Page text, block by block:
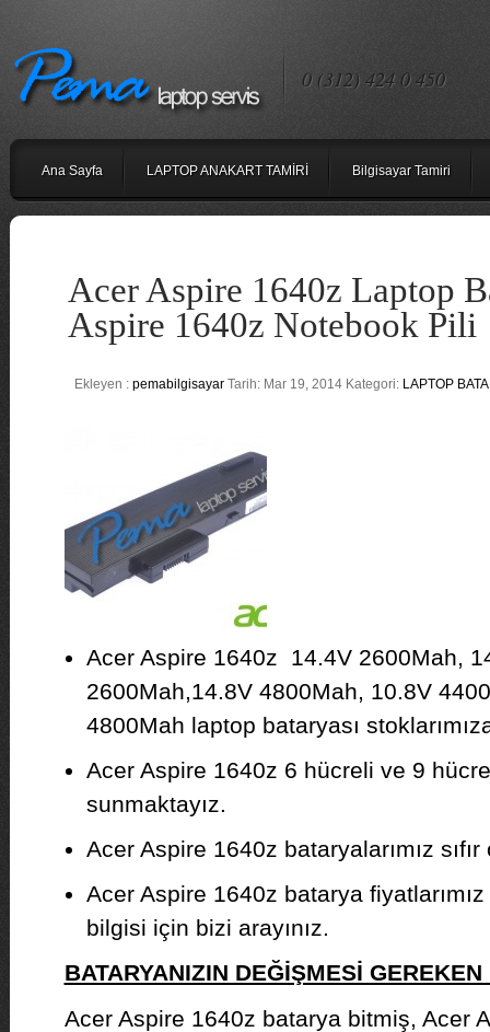
0 (312) 424 0 450
Ana Sayfa LAPTOP ANAKART TAMİRİ Bilgisayar Tamiri
Acer Aspire 1640z Laptop
Aspire 1640z Notebook Pili
Ekleyen : pemabilgisayarTarih: Mar 19, 2014 Kategori: LAPTOP
Acer Aspire 1640z 14.4V 2600Mah,
2600Mah,14.8V 4800Mah, 10.8V
4800Mah laptop bataryası
Acer Aspire 1640z 6 hücreli ve 9
sunmaktayız.
Acer Aspire 1640z bataryalarımız
Acer Aspire 1640z batarya
bilgisi için bizi arayınız.
BATARYANIZIN DEĞİŞMESİ
Acer Aspire 1640z batarya bitmiş, Acer